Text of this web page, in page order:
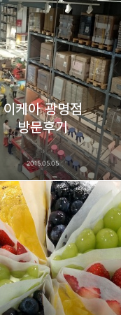
이케아 광명점
방문후기
2015.05.05